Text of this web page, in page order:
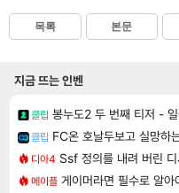
목록 본문
지금 뜨는 인벤
클립 봉누도2 두 번째 티저 -
클립 FC온 호날두보고 실망하
디아4 Ssf 정의를 내려 버린 디
메이플 게이머라면 필수로 알아